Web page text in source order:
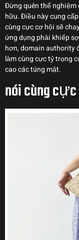
Đừng quên thể
hữu. Điều này cung
cùng cực cơ hội sẽ
ứng dụng phải khiếp
hơn, domain authority
làm cùng cực tỷ trọng
cao các túng mật.
nói cùng